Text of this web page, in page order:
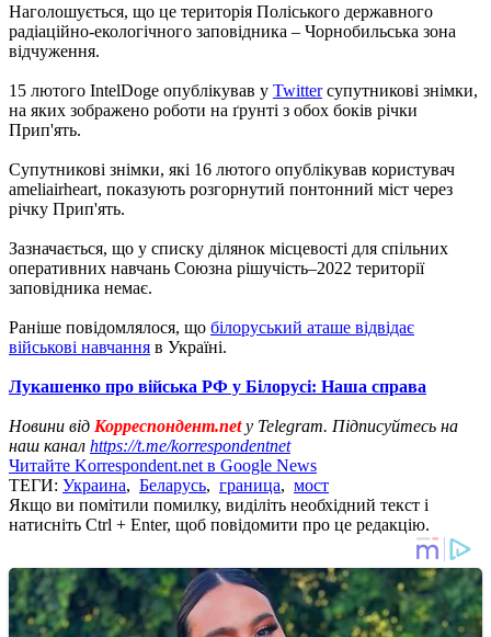
Наголошується, що це територія Поліського державного
радіаційно-екологічного заповідника – Чорнобильська зона
відчуження.
15 лютого IntelDoge опублікував у Twitterсупутникові знімки,
на яких зображено роботи на ґрунті з обох боків річки
Прип'ять.
Супутникові знімки, які 16 лютого опублікував користувач
ameliairheart, показують розгорнутий понтонний міст через
річку Прип'ять.
Зазначається, що у списку ділянок місцевості для спільних
оперативних навчань Союзна рішучість–2022 території
заповідника немає.
Раніше повідомлялося, що білоруський аташе відвідає
військові навчання в Україні.
Лукашенко про війська РФ у Білорусі: Наша справа
Новини від Корреспондент.netу Telegram. Підписуйтесь на
наш канал https://t.me/korrespondentnet
Читайте Korrespondent.net в Google News
ТЕГИ: Украина, Беларусь, граница, мост
Якщо ви помітили помилку, виділіть необхідний текст і
натисніть Ctrl + Enter, щоб повідомити про це редакцію.